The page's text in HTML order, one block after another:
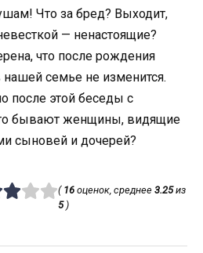
Что за бред? Выходит,
— ненастоящие?
что после рождения
нашей семье не изменится.
после этой беседы с
бывают женщины, видящие
сыновей и дочерей?
( 16оценок, среднее 3.25из
5)